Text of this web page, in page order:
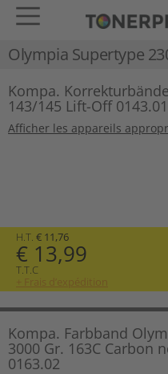
Olympia Supertype
Kompa.
143/145 Lift-Off
Afficher les appareils
H.T. € 11,76
€ 13,99
T.T.C
+ Frais d’expédition
Kompa. Farbband
3000 Gr. 163C Carbon
0163.02